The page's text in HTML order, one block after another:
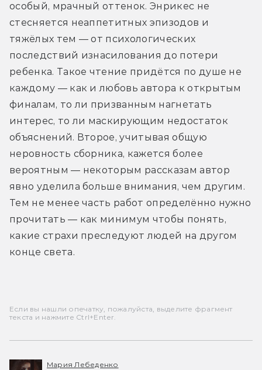
особый, мрачный оттенок. Энрикес не
стесняется неаппетитных эпизодов и
тяжёлых тем — от психологических
последствий изнасилования до потери
ребенка. Такое чтение придётся по душе не
каждому — как и любовь автора к открытым
финалам, то ли призванным нагнетать
интерес, то ли маскирующим недостаток
объяснений. Второе, учитывая общую
неровность сборника, кажется более
вероятным — некоторым рассказам автор
явно уделила больше внимания, чем другим.
Тем не менее часть работ определённо нужно
прочитать — как минимум чтобы понять,
какие страхи преследуют людей на другом
конце света.
Если вы нашли опечатку, пожалуйста, выделите фрагмент
текста и нажмите Ctrl+Enter.
Мария Лебеденко